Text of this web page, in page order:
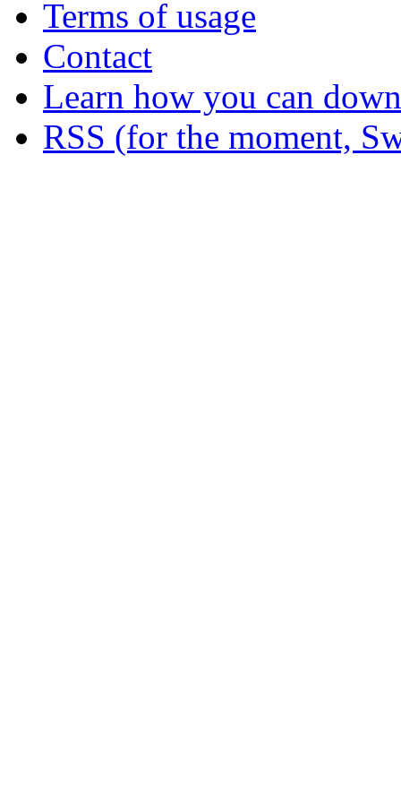
Terms of usage
Contact
Learn how you can
RSS (for the moment,